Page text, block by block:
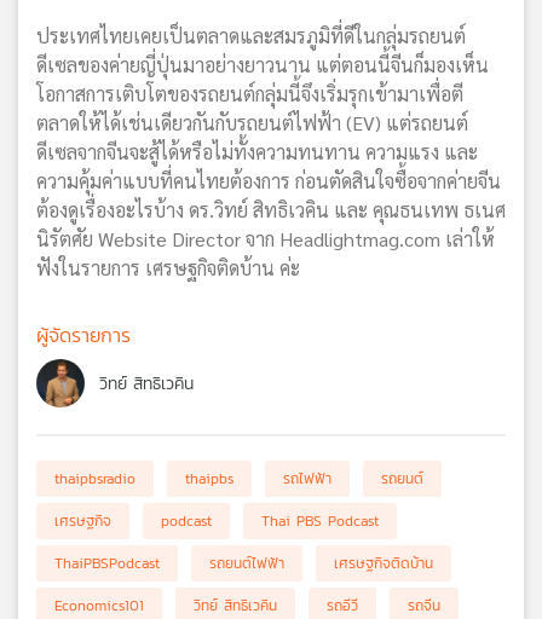
ประเทศไทยเคยเป็นตลาดและสมรภูมิที่ดีในกลุ่มรถยนต์
ดีเซลของค่ายญี่ปุ่นมาอย่างยาวนาน แต่ตอนนี้จีนก็มองเห็น
โอกาสการเติบโตของรถยนต์กลุ่มนี้จึงเริ่มรุกเข้ามาเพื่อตี
ตลาดให้ได้เช่นเดียวกันกับรถยนต์ไฟฟ้า (EV) แต่รถยนต์
ดีเซลจากจีนจะสู้ได้หรือไม่ทั้งความทนทาน ความแรง และ
ความคุ้มค่าแบบที่คนไทยต้องการ ก่อนตัดสินใจซื้อจากค่ายจีน
ต้องดูเรื่องอะไรบ้าง ดร.วิทย์ สิทธิเวคิน และ คุณธนเทพ ธเนศ
นิรัตศัย Website Director จาก Headlightmag.com เล่าให้
ฟังในรายการ เศรษฐกิจติดบ้าน ค่ะ
ผู้จัดรายการ
วิทย์ สิทธิเวคิน
thaipbsradio thaipbs รถไฟฟ้า
รถยนต์
เศรษฐกิจ
podcast
Thai PBS Podcast
ThaiPBSPodcast
รถยนต์ไฟฟ้า
เศรษฐกิจติดบ้าน
Economics101
วิทย์ สิทธิเวคิน รถอีวี
รถจีน